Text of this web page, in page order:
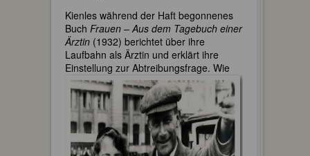
Kienles während der Haft begonnenes
Buch Frauen – Aus dem Tagebuch einer
Ärztin (1932) berichtet über ihre
Laufbahn als Ärztin und erklärt ihre
Einstellung zur Abtreibungsfrage. Wie